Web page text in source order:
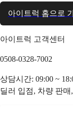
아이트럭 홈으로
아이트럭 고객센터
0508-0328-7002
상담시간: 09:00 ~
딜러 입점, 차량 판